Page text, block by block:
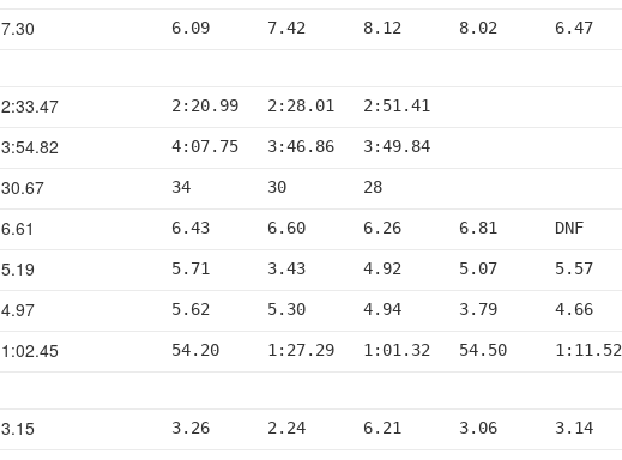
7.30 6.09      7.42      8.12      8.02      6.47
2:33.47 2:20.99   2:28.01   2:51.41
3:54.82 4:07.75   3:46.86   3:49.84
30.67 34        30        28
6.61 6.43      6.60      6.26      6.81      DNF
5.19 5.71      3.43      4.92      5.07      5.57
4.97 5.62      5.30      4.94      3.79      4.66
1:02.45 54.20     1:27.29   1:01.32   54.50     1:11.52
3.15 3.26      2.24      6.21      3.06      3.14